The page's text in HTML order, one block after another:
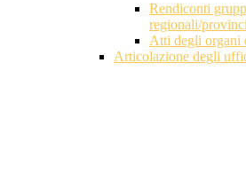
Rendiconti
regionali/
Atti degli organi
Articolazione degli